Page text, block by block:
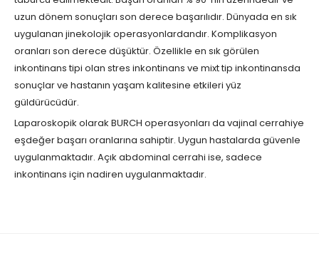
uzun dönem sonuçları son derece başarılıdır. Dünyada en sık
uygulanan jinekolojik operasyonlardandır. Komplikasyon
oranları son derece düşüktür. Özellikle en sık görülen
inkontinans tipi olan stres inkontinans ve mixt tip inkontinansda
sonuçlar ve hastanın yaşam kalitesine etkileri yüz
güldürücüdür.
Laparoskopik olarak BURCH operasyonları da vajinal cerrahiye
eşdeğer başarı oranlarına sahiptir. Uygun hastalarda güvenle
uygulanmaktadır. Açık abdominal cerrahi ise, sadece
inkontinans için nadiren uygulanmaktadır.